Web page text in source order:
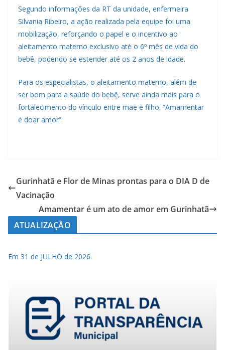
Segundo informações da RT da unidade, enfermeira
Silvania Ribeiro, a ação realizada pela equipe foi uma
mobilização, reforçando o papel e o incentivo ao
aleitamento materno exclusivo até o 6º mês de vida do
bebê, podendo se estender até os 2 anos de idade.
Para os especialistas, o aleitamento materno, além de
ser bom para a saúde do bebê, serve ainda mais para o
fortalecimento do vínculo entre mãe e filho. “Amamentar
é doar amor”.
Gurinhatã e Flor de Minas prontas para o DIA D de
Vacinação
Amamentar é um ato de amor em Gurinhatã
ATUALIZAÇÃO
Em 31 de JULHO de 2026.